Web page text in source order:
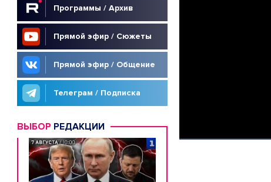
Программы / Архив
Прямой эфир / Сюжеты
Прямой эфир / Общение
Телеграм / Подписка
ВЫБОР РЕДАКЦИИ